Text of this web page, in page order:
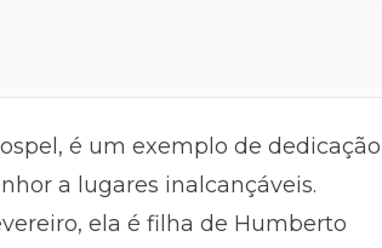
é um exemplo de dedicação
a lugares inalcançáveis.
ela é filha de Humberto